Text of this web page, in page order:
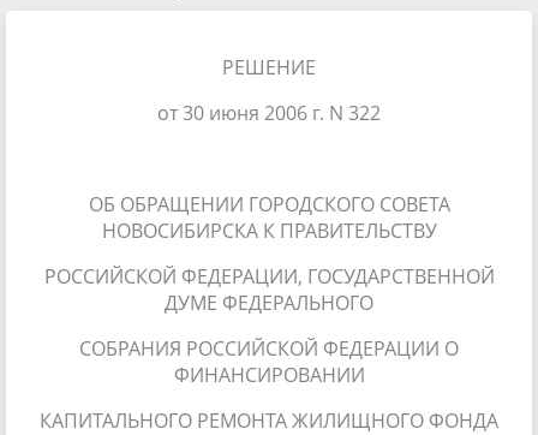
РЕШЕНИЕ
от 30 июня 2006 г. N 322
ОБ ОБРАЩЕНИИ ГОРОДСКОГО СОВЕТА
НОВОСИБИРСКА К ПРАВИТЕЛЬСТВУ
РОССИЙСКОЙ ФЕДЕРАЦИИ, ГОСУДАРСТВЕННОЙ
ДУМЕ ФЕДЕРАЛЬНОГО
СОБРАНИЯ РОССИЙСКОЙ ФЕДЕРАЦИИ О
ФИНАНСИРОВАНИИ
КАПИТАЛЬНОГО РЕМОНТА ЖИЛИЩНОГО ФОНДА